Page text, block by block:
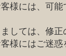
様には、可
しては、修
様にはご迷